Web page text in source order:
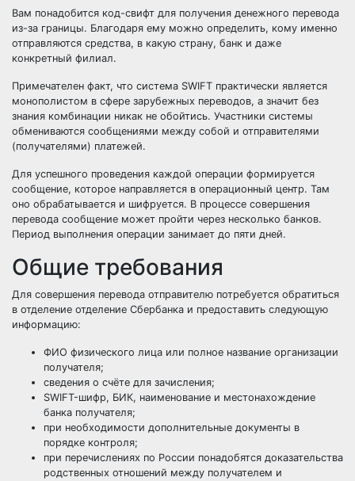
Вам понадобится код-свифт для получения денежного перевода
из-за границы. Благодаря ему можно определить, кому именно
отправляются средства, в какую страну, банк и даже
конкретный филиал.
Примечателен факт, что система SWIFT практически является
монополистом в сфере зарубежных переводов, а значит без
знания комбинации никак не обойтись. Участники системы
обмениваются сообщениями между собой и отправителями
(получателями) платежей.
Для успешного проведения каждой операции формируется
сообщение, которое направляется в операционный центр. Там
оно обрабатывается и шифруется. В процессе совершения
перевода сообщение может пройти через несколько банков.
Период выполнения операции занимает до пяти дней.
Общие требования
Для совершения перевода отправителю потребуется обратиться
в отделение отделение Сбербанка и предоставить следующую
информацию:
ФИО физического лица или полное название организации
получателя;
сведения о счёте для зачисления;
SWIFT-шифр, БИК, наименование и местонахождение
банка получателя;
при необходимости дополнительные документы в
порядке контроля;
при перечислениях по России понадобятся доказательства
родственных отношений между получателем и